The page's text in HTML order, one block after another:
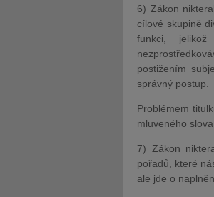
6) Zákon
cílové skupině
funkci, jelikož
postižením
správný postup.
Problémem
mluveného
7) Zákon
pořadů, které
ale jde o